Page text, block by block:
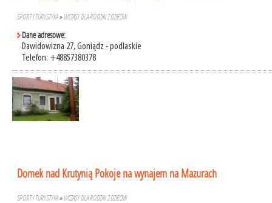
SPORT I TURYSTYKA» WCZASY DLA RODZIN Z DZIEĆMI
Dane adresowe:
Dawidowizna 27, Goniądz - podlaskie
Telefon: +48857380378
Domek nad Krutynią Pokoje na wynajem na Mazurach
SPORT I TURYSTYKA» WCZASY DLA RODZIN Z DZIEĆMI